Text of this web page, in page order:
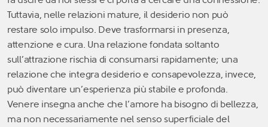
Tuttavia, nelle relazioni mature, il desiderio non può
restare solo impulso. Deve trasformarsi in presenza,
attenzione e cura. Una relazione fondata soltanto
sull’attrazione rischia di consumarsi rapidamente; una
relazione che integra desiderio e consapevolezza, invece,
può diventare un’esperienza più stabile e profonda.
Venere insegna anche che l’amore ha bisogno di bellezza,
ma non necessariamente nel senso superficiale del